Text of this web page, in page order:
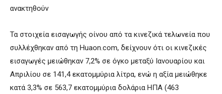
ανακτηθούν
Τα στοιχεία εισαγωγής οίνου από τα κινεζικά τελωνεία που
συλλέχθηκαν από τη Huaon.com, δείχνουν ότι οι κινεζικές
εισαγωγές μειώθηκαν 7,2% σε όγκο μεταξύ Ιανουαρίου και
Απριλίου σε 141,4 εκατομμύρια λίτρα, ενώ η αξία μειώθηκε
κατά 3,3% σε 563,7 εκατομμύρια δολάρια ΗΠΑ (463